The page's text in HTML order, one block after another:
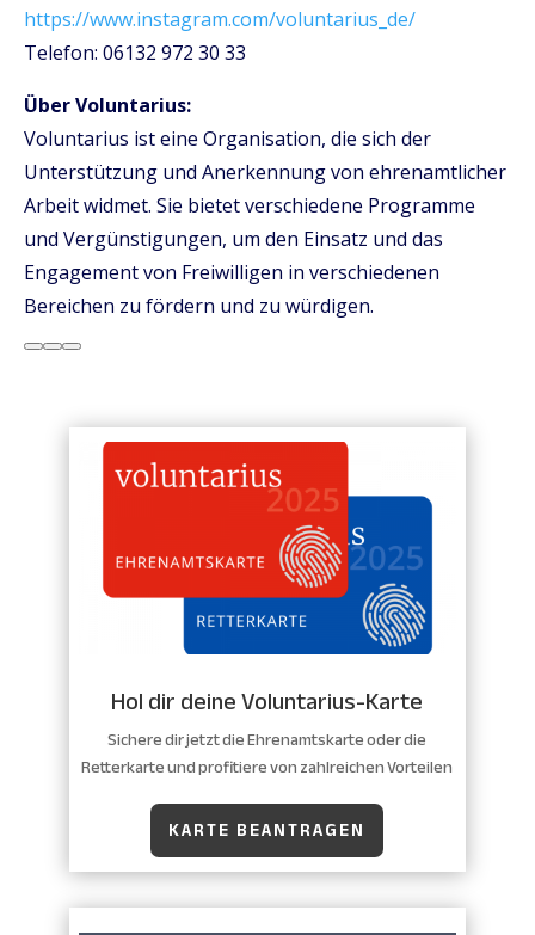
https://www.instagram.com/voluntarius_de/
Telefon: 06132 972 30 33
Über Voluntarius:
Voluntarius ist eine Organisation, die sich der
Unterstützung und Anerkennung von ehrenamtlicher
Arbeit widmet. Sie bietet verschiedene Programme
und Vergünstigungen, um den Einsatz und das
Engagement von Freiwilligen in verschiedenen
Bereichen zu fördern und zu würdigen.
Hol dir deine Voluntarius-Karte
Sichere dir jetzt die Ehrenamtskarte oder die
Retterkarte und profitiere von zahlreichen Vorteilen
KARTE BEANTRAGEN